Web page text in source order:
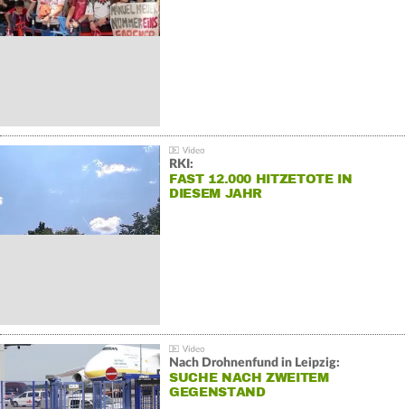
RKI:
FAST 12.000 HITZETOTE IN
DIESEM JAHR
Nach Drohnenfund in Leipzig:
SUCHE NACH ZWEITEM
GEGENSTAND